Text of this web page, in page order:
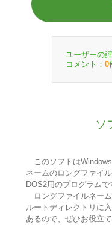
ユーザーの
コメント： 0
ソ
このソフトは
ネームのロングファイ
DOS2用のプログラムで
ロングファイルネーム
ルートディレクトリに
あるので、ぜひお役立